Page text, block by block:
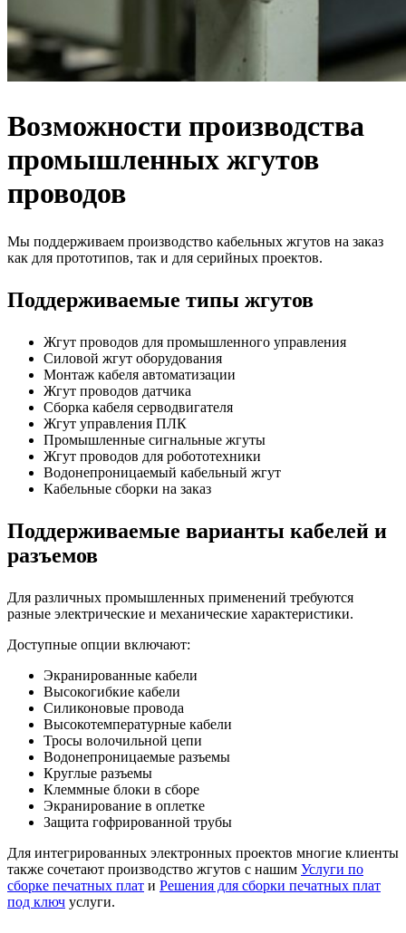
Возможности производства
промышленных жгутов
проводов
Мы поддерживаем производство кабельных жгутов на заказ
как для прототипов, так и для серийных проектов.
Поддерживаемые типы жгутов
Жгут проводов для промышленного управления
Силовой жгут оборудования
Монтаж кабеля автоматизации
Жгут проводов датчика
Сборка кабеля серводвигателя
Жгут управления ПЛК
Промышленные сигнальные жгуты
Жгут проводов для робототехники
Водонепроницаемый кабельный жгут
Кабельные сборки на заказ
Поддерживаемые варианты кабелей и
разъемов
Для различных промышленных применений требуются
разные электрические и механические характеристики.
Доступные опции включают:
Экранированные кабели
Высокогибкие кабели
Силиконовые провода
Высокотемпературные кабели
Тросы волочильной цепи
Водонепроницаемые разъемы
Круглые разъемы
Клеммные блоки в сборе
Экранирование в оплетке
Защита гофрированной трубы
Для интегрированных электронных проектов многие клиенты
также сочетают производство жгутов с нашим Услуги по
сборке печатных плат и Решения для сборки печатных плат
под ключ услуги.